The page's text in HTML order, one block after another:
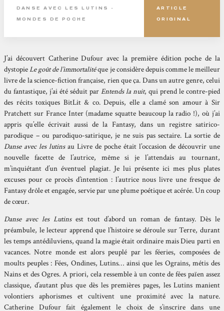
DANSE AVEC LES LUTINS -
MONDES DE POCHE
ARTICLE
ORIGINAL
J’ai découvert Catherine Dufour avec la première édition poche de la
dystopieLe goût de l’immortalitéque je considère depuis comme le meilleur
livre de la science-fiction française, rien que ça. Dans un autre genre, celui
du fantastique, j’ai été séduit par Entends la nuit, qui prend le contre-pied
des récits toxiques BitLit & co. Depuis, elle a clamé son amour à Sir
Pratchett sur France Inter (madame squatte beaucoup la radio !), où j’ai
appris qu’elle écrivait aussi de la Fantasy, dans un registre satirico-
parodique – ou parodiquo-satirique, je ne suis pas sectaire. La sortie de
Danse avec les lutinsau Livre de poche était l’occasion de découvrir une
nouvelle facette de l’autrice, même si je l’attendais au tournant,
m’inquiétant d’un éventuel plagiat. Je lui présente ici mes plus plates
excuses pour ce procès d’intention : l’autrice nous livre une fresque de
Fantasy drôle et engagée, servie par une plume poétique et acérée. Un coup
de cœur.
Danse avec les Lutinsest tout d’abord un roman de fantasy. Dès le
préambule, le lecteur apprend que l’histoire se déroule sur Terre, durant
les temps antédiluviens, quand la magie était ordinaire mais Dieu parti en
vacances. Notre monde est alors peuplé par les féeries, composées de
moults peuples : Fées, Ondines, Lutins… ainsi que les Ograins, métis des
Nains et des Ogres. A priori, cela ressemble à un conte de fées païen assez
classique, d’autant plus que dès les premières pages, les Lutins manient
volontiers aphorismes et cultivent une proximité avec la nature.
Catherine Dufour fait également le choix de s’inscrire dans une